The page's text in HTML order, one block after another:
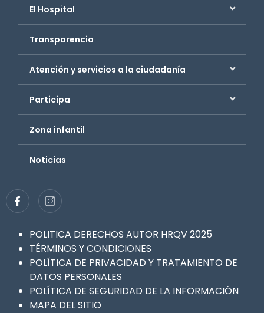
El Hospital
Transparencia
Atención y servicios a la ciudadanía
Participa
Zona infantil
Noticias
POLITICA DERECHOS AUTOR HRQV 2025
TÉRMINOS Y CONDICIONES
POLÍTICA DE PRIVACIDAD Y TRATAMIENTO DE
DATOS PERSONALES
POLÍTICA DE SEGURIDAD DE LA INFORMACIÓN
MAPA DEL SITIO